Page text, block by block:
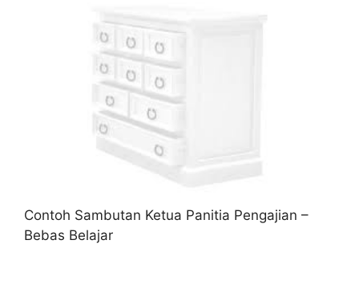
Contoh Sambutan Ketua Panitia Pengajian –
Bebas Belajar